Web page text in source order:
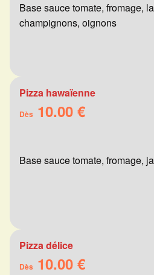
Base sauce tomate, fromage,
champignons, oignons
Pizza hawaïenne
Dès 10.00 €
Base sauce tomate, fromage,
Pizza délice
Dès 10.00 €